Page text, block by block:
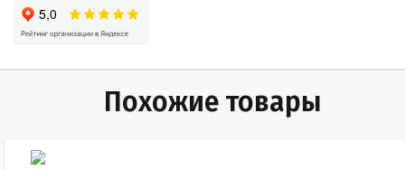
Похожие товары